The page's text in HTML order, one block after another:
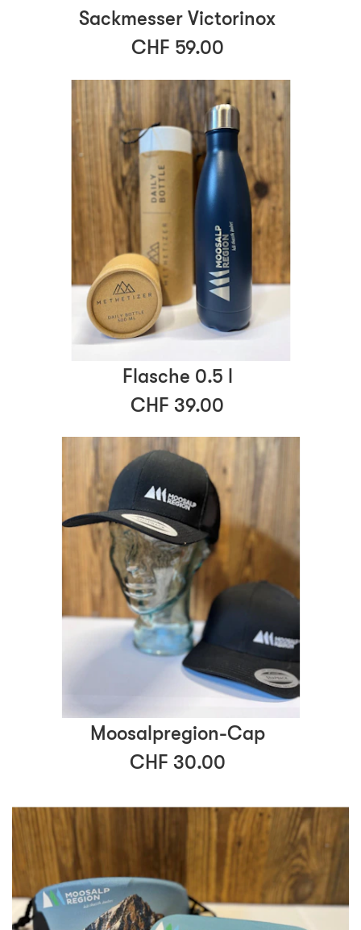
Sackmesser Victorinox
CHF 59.00
Flasche 0.5 l
CHF 39.00
Moosalpregion-Cap
CHF 30.00